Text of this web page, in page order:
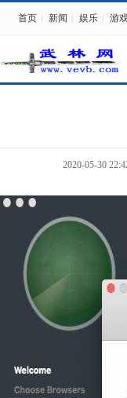
首页 新闻 娱乐 游
2020-05-30